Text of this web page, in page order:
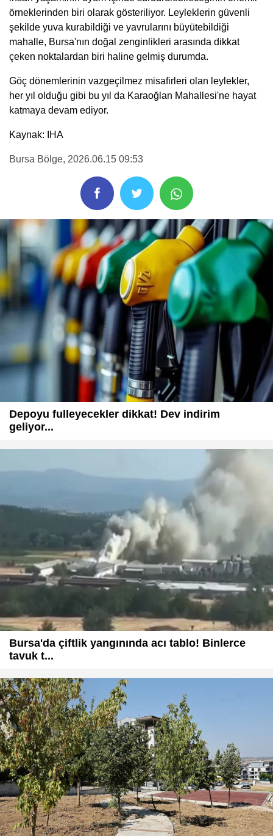
örneklerinden biri olarak gösteriliyor. Leyleklerin güvenli
şekilde yuva kurabildiği ve yavrularını büyütebildiği
mahalle, Bursa'nın doğal zenginlikleri arasında dikkat
çeken noktalardan biri haline gelmiş durumda.
Göç dönemlerinin vazgeçilmez misafirleri olan leylekler,
her yıl olduğu gibi bu yıl da Karaoğlan Mahallesi'ne hayat
katmaya devam ediyor.
Kaynak: IHA
Bursa Bölge, 2026.06.15 09:53
Depoyu fulleyecekler dikkat! Dev indirim
geliyor...
Bursa'da çiftlik yangınında acı tablo! Binlerce
tavuk t...